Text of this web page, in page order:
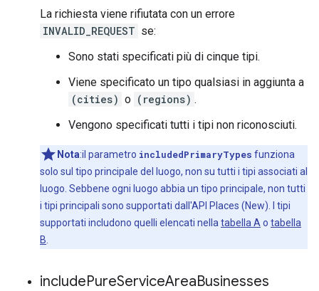
La richiesta viene rifiutata con un errore
INVALID_REQUEST se:
Sono stati specificati più di cinque tipi.
Viene specificato un tipo qualsiasi in aggiunta a
(cities) o (regions) .
Vengono specificati tutti i tipi non riconosciuti.
Nota:il parametro includedPrimaryTypes funziona
solo sul tipo principale del luogo, non su tutti i tipi associati al
luogo. Sebbene ogni luogo abbia un tipo principale, non tutti
i tipi principali sono supportati dall'API Places (New). I tipi
supportati includono quelli elencati nella tabella A o tabella
B
includePureServiceAreaBusinesses